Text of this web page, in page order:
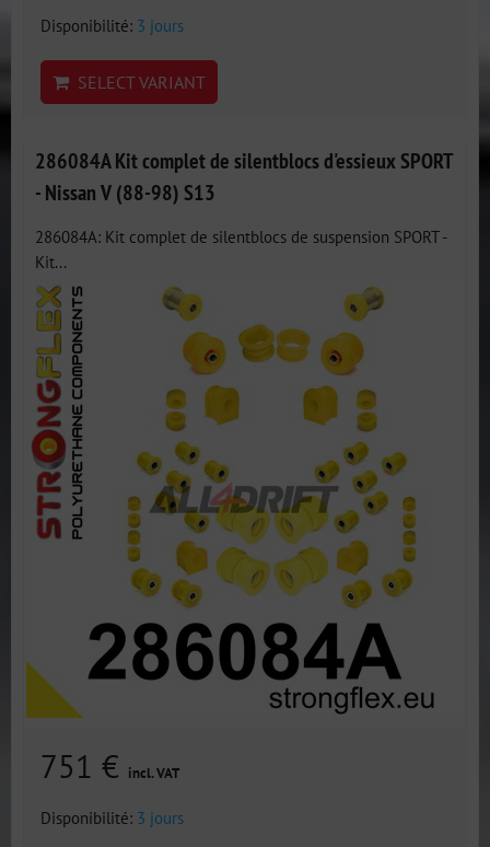
Disponibilité: 3 jours
SELECT VARIANT
286084A Kit complet de silentblocs d'essieux SPORT
- Nissan V (88-98) S13
286084A: Kit complet de silentblocs de suspension SPORT -
Kit...
751 € incl. VAT
Disponibilité: 3 jours